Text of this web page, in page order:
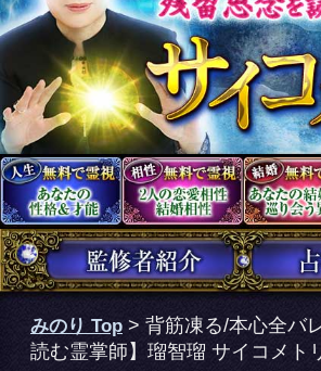
みのり Top>背筋凍る/本心全バレ【残留思念を
読む霊掌師】瑠智瑠 サイコメトリー
霊力桁外れ※運命を操る【あなたの人生掌握霊
視◆全25項】幸福＆余生
恋成就＆両想い確信【想いに触れて強制成就◆
霊視32項】軌跡/告白日